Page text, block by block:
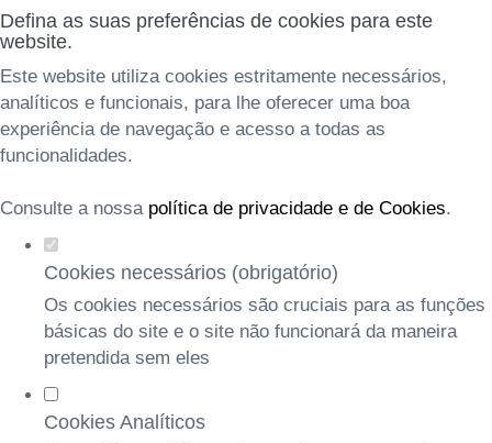
Defina as suas preferências de cookies para este
website.
Este website utiliza cookies estritamente necessários,
analíticos e funcionais, para lhe oferecer uma boa
experiência de navegação e acesso a todas as
funcionalidades.
Consulte a nossa política de privacidade e de Cookies.
Cookies necessários (obrigatório)
Os cookies necessários são cruciais para as funções
básicas do site e o site não funcionará da maneira
pretendida sem eles
Cookies Analíticos